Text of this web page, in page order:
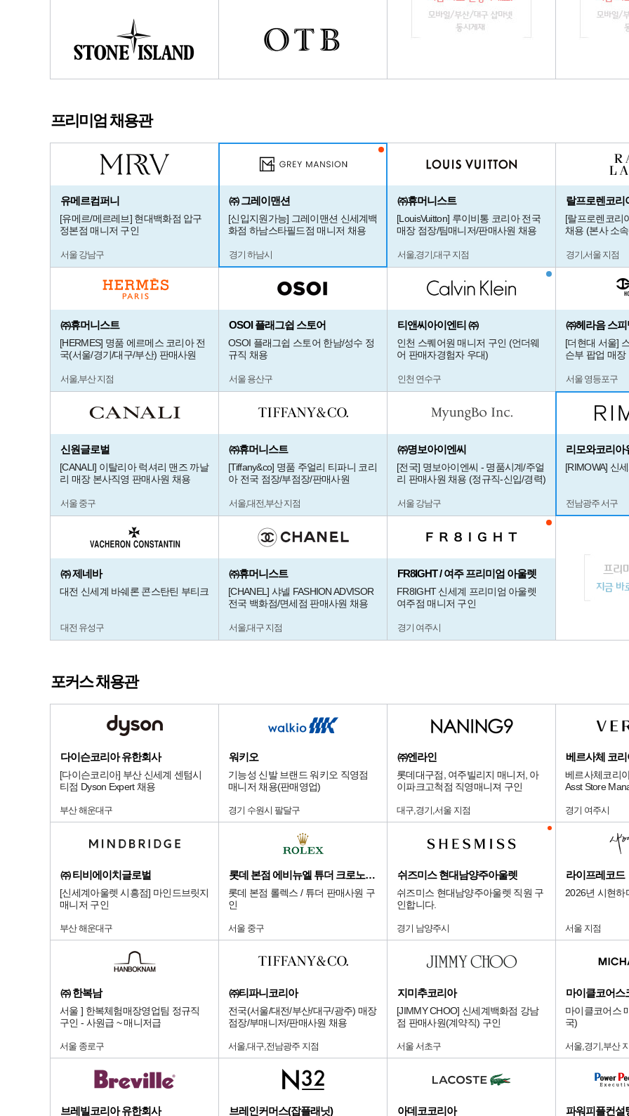
프리미엄 채용관
유메르컴퍼니
[유메르/메르레브] 현대백화점 압구
정본점 매니저 구인
서울 강남구
㈜ 그레이맨션
[신입지원가능] 그레이맨션 신세계백
화점 하남스타필드점 매니저 채용
경기 하남시
㈜휴머니스트
[LouisVuitton] 루이비통 코리아 전국
매장 점장/팀매니저/판매사원 채용
서울,경기,대구 지점
랄프로렌코리
[랄프로렌코리
채용 (본사 소
경기,서울 지점
㈜휴머니스트
[HERMES] 명품 에르메스 코리아 전
국(서울/경기/대구/부산) 판매사원
서울,부산 지점
OSOI 플래그쉽 스토어
OSOI 플래그쉽 스토어 한남/성수 정
규직 채용
서울 용산구
티앤씨아이엔티 ㈜
인천 스퀘어원 매니저 구인 (언더웨
어 판매자경험자 우대)
인천 연수구
㈜헤라음 스
[더현대 서울]
슨부 팝업 매장
서울 영등포구
신원글로벌
[CANALI] 이탈리아 럭셔리 맨즈 까날
리 매장 본사직영 판매사원 채용
서울 중구
㈜휴머니스트
[Tiffany&co] 명품 주얼리 티파니 코리
아 전국 점장/부점장/판매사원
서울,대전,부산 지점
㈜명보아이엔씨
[전국] 명보아이엔씨 - 명품시계/주얼
리 판매사원 채용 (정규직-신입/경력)
서울 강남구
리모와코리아
[RIMOWA] 신
전남광주 서구
㈜ 제네바
대전 신세계 바쉐론 콘스탄틴 부티크
대전 유성구
㈜휴머니스트
[CHANEL] 샤넬 FASHION ADVISOR
전국 백화점/면세점 판매사원 채용
서울,대구 지점
FR8IGHT / 여주 프리미엄 아울렛
FR8IGHT 신세계 프리미엄 아울렛
여주점 매니저 구인
경기 여주시
포커스 채용관
다이슨코리아 유한회사
[다이슨코리아] 부산 신세계 센텀시
티점 Dyson Expert 채용
부산 해운대구
워키오
기능성 신발 브랜드 워키오 직영점
매니저 채용(판매영업)
경기 수원시 팔달구
㈜엔라인
롯데대구점, 여주빌리지 매니저, 아
이파크고척점 직영매니져 구인
대구,경기,서울 지점
베르사체 코리
베르사체코리
Asst Store
경기 여주시
㈜ 티비에이치글로벌
[신세계아울렛 시흥점] 마인드브릿지
매니저 구인
부산 해운대구
롯데 본점 에비뉴엘 튜더 크로노다임
롯데 본점 롤렉스 / 튜더 판매사원 구
인
서울 중구
쉬즈미스 현대남양주아울렛
쉬즈미스 현대남양주아울렛 직원 구
인합니다.
경기 남양주시
라이프레코드
2026년 시현하
서울 지점
㈜ 한복남
서울 ] 한복체험매장영업팀 정규직
구인 - 사원급 ~ 매니저급
서울 종로구
㈜티파니코리아
전국(서울/대전/부산/대구/광주) 매장
점장/부매니저/판매사원 채용
서울,대구,전남광주 지점
지미추코리아
[JIMMY CHOO] 신세계백화점 강남
점 판매사원(계약직) 구인
서울 서초구
마이클코어스
마이클코어스
국)
서울,경기,부산
브레빌코리아 유한회사 브레인커머스(잡플래닛) 아데코코리아 파워피플컨설